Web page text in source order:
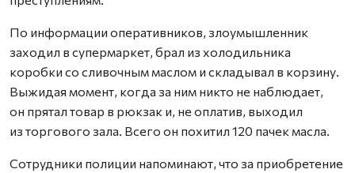
По информации оперативников, злоумышленник
заходил в супермаркет, брал из холодильника
коробки со сливочным маслом и складывал в корзину.
Выжидая момент, когда за ним никто не наблюдает,
он прятал товар в рюкзак и, не оплатив, выходил
из торгового зала. Всего он похитил 120 пачек масла.
Сотрудники полиции напоминают, что за приобретение